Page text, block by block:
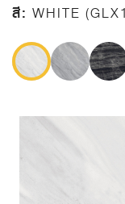
สี: WHITE